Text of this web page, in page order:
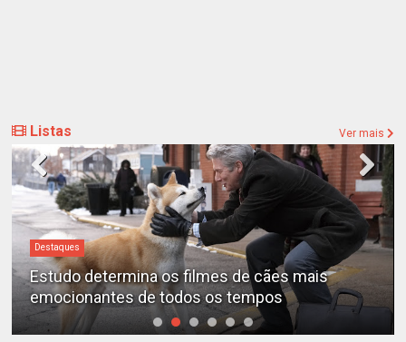
Listas Ver mais
Destaques
Estudo determina os filmes de cães mais
emocionantes de todos os tempos